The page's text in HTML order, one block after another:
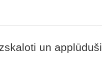
un applūduši